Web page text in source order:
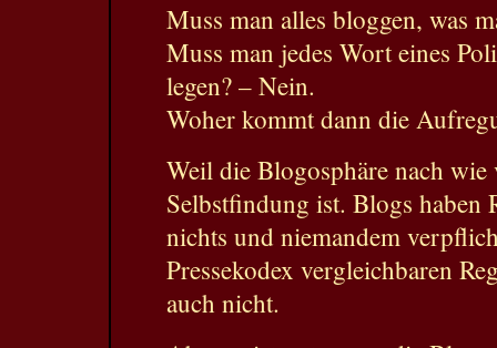
Muss man alles bloggen, was
Muss man jedes Wort eines
legen? – Nein.
Woher kommt dann die
Weil die Blogosphäre nach wie
Selbstfindung ist. Blogs haben
nichts und niemandem
Pressekodex vergleichbaren
auch nicht.